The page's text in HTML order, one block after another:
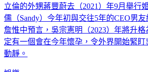
立倫的外甥蔣豐蔚去（2021）年9月舉行
儒（Sandy）今年初與交往5年的CEO男
詹惟中預言，吳宗憲明（2023）年將升
定有一個會在今年懷孕，令外界開始緊
動靜。